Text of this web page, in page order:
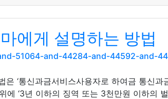
에게 설명하는 방법
51064-and-44284-and-44592-and-
‘통신과금서비스사용자로 하여금 통신
에 ‘3년 이하의 징역 또는 3천만원 이하의